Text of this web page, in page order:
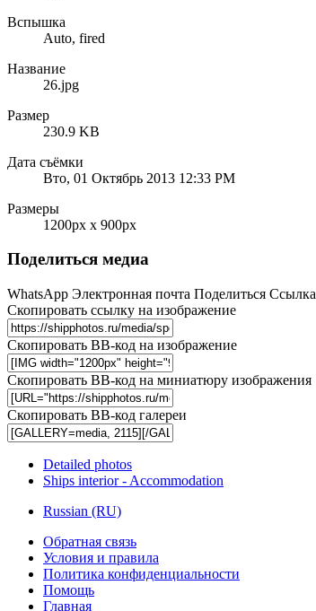
Вспышка
Auto, fired
Название
26.jpg
Размер
230.9 KB
Дата съёмки
Вто, 01 Октябрь 2013 12:33 PM
Размеры
1200px x 900px
Поделиться медиа
WhatsApp Электронная почта Поделиться Ссылка
Скопировать ссылку на изображение
Скопировать BB-код на изображение
Скопировать BB-код на миниатюру изображения
Скопировать BB-код галереи
Detailed photos
Ships interior - Accommodation
Russian (RU)
Обратная связь
Условия и правила
Политика конфиденциальности
Помощь
Главная